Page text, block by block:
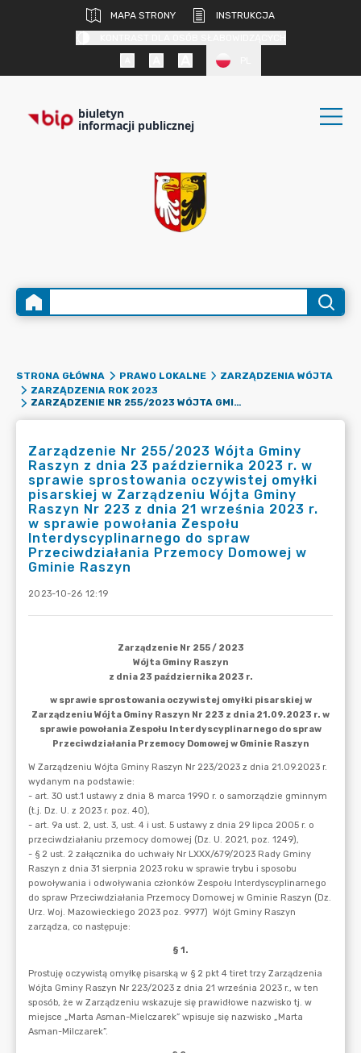
MAPA STRONY
INSTRUKCJA
biuletyn
informacji publicznej
STRONA GŁÓWNA PRAWO LOKALNE
ZARZĄDZENIA WÓJTA
ZARZĄDZENIA ROK 2023
ZARZĄDZENIE NR 255/2023 WÓJTA GMINY RASZYN Z DNIA 23 PAŹDZIERNIKA 2023 R. W SPRAWIE SPROSTOWANIA OCZYWISTEJ OMYŁKI PISARSKIEJ W ZARZĄDZENIU WÓJTA GMINY RASZYN NR 223 Z DNIA 21 WRZEŚNIA 2023 R. W SPRAWIE POWOŁANIA ZESPOŁU INTERDYSCYPLINARNEGO DO SPRAW PRZECIWDZIAŁANIA PRZEMOCY DOMOWEJ W GMINIE RASZYN
Zarządzenie Nr 255/2023 Wójta Gminy
Raszyn z dnia 23 października 2023 r. w
sprawie sprostowania oczywistej omyłki
pisarskiej w Zarządzeniu Wójta Gminy
Raszyn Nr 223 z dnia 21 września 2023 r.
w sprawie powołania Zespołu
Interdyscyplinarnego do spraw
Przeciwdziałania Przemocy Domowej w
Gminie Raszyn
2023-10-26 12:19